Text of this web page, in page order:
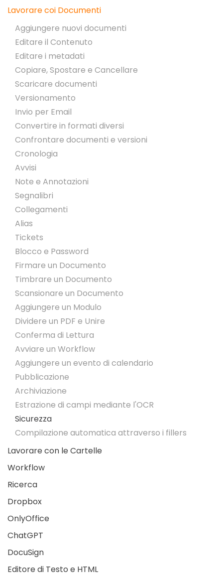
Lavorare coi Documenti
Aggiungere nuovi documenti
Editare il Contenuto
Editare i metadati
Copiare, Spostare e Cancellare
Scaricare documenti
Versionamento
Invio per Email
Convertire in formati diversi
Confrontare documenti e versioni
Cronologia
Avvisi
Note e Annotazioni
Segnalibri
Collegamenti
Alias
Tickets
Blocco e Password
Firmare un Documento
Timbrare un Documento
Scansionare un Documento
Aggiungere un Modulo
Dividere un PDF e Unire
Conferma di Lettura
Avviare un Workflow
Aggiungere un evento di calendario
Pubblicazione
Archiviazione
Estrazione di campi mediante l'OCR
Sicurezza
Compilazione automatica attraverso i fillers
Lavorare con le Cartelle
Workflow
Ricerca
Dropbox
OnlyOffice
ChatGPT
DocuSign
Editore di Testo e HTML